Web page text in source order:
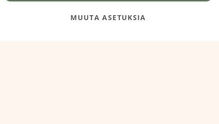
@‌2025 FooDeliDooMUUTA ASETUKSIA